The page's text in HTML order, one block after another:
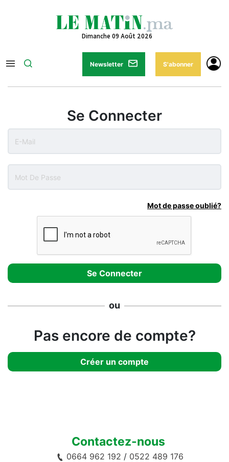
Dimanche 09 Août 2026
Newsletter S'abonner
Se Connecter
Mot de passe oublié?
ou
Pas encore de compte?
Créer un compte
Contactez-nous
0664 962 192 / 0522 489 176